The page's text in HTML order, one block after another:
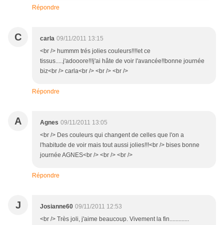
Répondre
C carla 09/11/2011 13:15
<br /> hummm trés jolies couleurs!!!!et ce
tissus.....j'adooore!!!j'ai hâte de voir l'avancée!!bonne journée
biz<br /> carla<br /> <br /> <br />
Répondre
A Agnes 09/11/2011 13:05
<br /> Des couleurs qui changent de celles que l'on a
l'habitude de voir mais tout aussi jolies!!!<br /> bises bonne
journée AGNES<br /> <br /> <br />
Répondre
J Josianne60 09/11/2011 12:53
<br /> Très joli, j'aime beaucoup. Vivement la fin.............